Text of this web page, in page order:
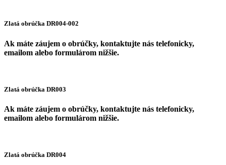
Zlatá obrúčka DR004-002
Ak máte záujem o obrúčky, kontaktujte nás telefonicky,
emailom alebo formulárom nižšie.
Zlatá obrúčka DR003
Ak máte záujem o obrúčky, kontaktujte nás telefonicky,
emailom alebo formulárom nižšie.
Zlatá obrúčka DR004